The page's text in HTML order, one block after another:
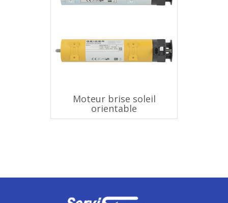
Moteur brise soleil
orientable